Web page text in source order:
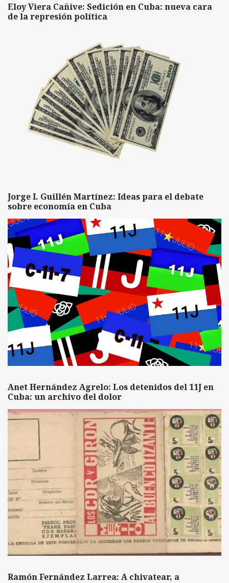
Eloy Viera Cañive: Sedición en Cuba: nueva cara
de la represión política
Jorge I. Guillén Martínez: Ideas para el debate
sobre economía en Cuba
Anet Hernández Agrelo: Los detenidos del 11J en
Cuba: un archivo del dolor
Ramón Fernández Larrea: A chivatear, a